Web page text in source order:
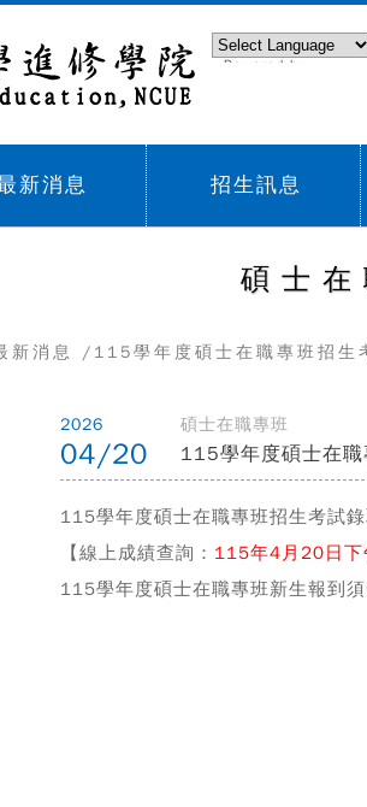
Powered by
新消息 招生訊息
碩士在
新消息 /115學年度碩士在職專班招生
2026
04/20
碩士在職專班
115學年度碩士在
115學年度碩士在職專班招生考試
【線上成績查詢： 115年4月20日
115學年度碩士在職專班新生報到